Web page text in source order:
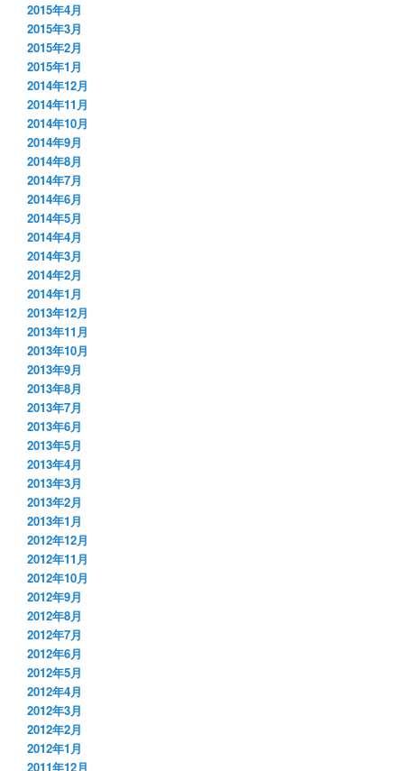
2015年4月
2015年3月
2015年2月
2015年1月
2014年12月
2014年11月
2014年10月
2014年9月
2014年8月
2014年7月
2014年6月
2014年5月
2014年4月
2014年3月
2014年2月
2014年1月
2013年12月
2013年11月
2013年10月
2013年9月
2013年8月
2013年7月
2013年6月
2013年5月
2013年4月
2013年3月
2013年2月
2013年1月
2012年12月
2012年11月
2012年10月
2012年9月
2012年8月
2012年7月
2012年6月
2012年5月
2012年4月
2012年3月
2012年2月
2012年1月
2011年12月